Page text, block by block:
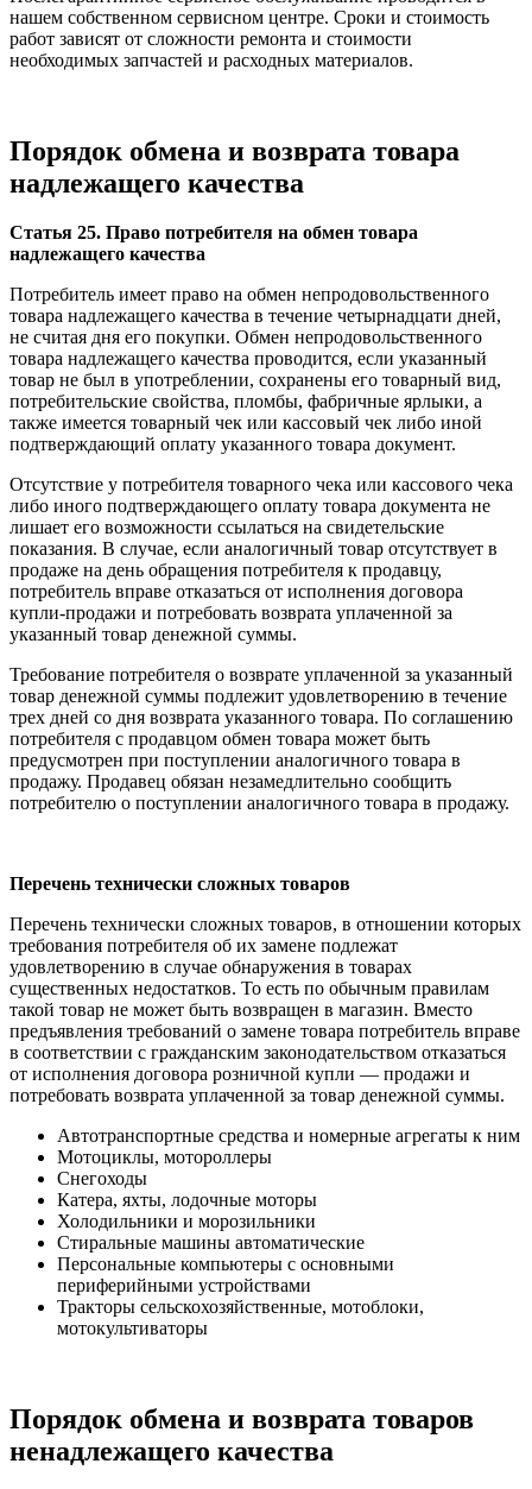
нашем собственном сервисном центре. Сроки и стоимость
работ зависят от сложности ремонта и стоимости
необходимых запчастей и расходных материалов.
Порядок обмена и возврата товара
надлежащего качества
Статья 25. Право потребителя на обмен товара
надлежащего качества
Потребитель имеет право на обмен непродовольственного
товара надлежащего качества в течение четырнадцати дней,
не считая дня его покупки. Обмен непродовольственного
товара надлежащего качества проводится, если указанный
товар не был в употреблении, сохранены его товарный вид,
потребительские свойства, пломбы, фабричные ярлыки, а
также имеется товарный чек или кассовый чек либо иной
подтверждающий оплату указанного товара документ.
Отсутствие у потребителя товарного чека или кассового чека
либо иного подтверждающего оплату товара документа не
лишает его возможности ссылаться на свидетельские
показания. В случае, если аналогичный товар отсутствует в
продаже на день обращения потребителя к продавцу,
потребитель вправе отказаться от исполнения договора
купли-продажи и потребовать возврата уплаченной за
указанный товар денежной суммы.
Требование потребителя о возврате уплаченной за указанный
товар денежной суммы подлежит удовлетворению в течение
трех дней со дня возврата указанного товара. По соглашению
потребителя с продавцом обмен товара может быть
предусмотрен при поступлении аналогичного товара в
продажу. Продавец обязан незамедлительно сообщить
потребителю о поступлении аналогичного товара в продажу.
Перечень технически сложных товаров
Перечень технически сложных товаров, в отношении которых
требования потребителя об их замене подлежат
удовлетворению в случае обнаружения в товарах
существенных недостатков. То есть по обычным правилам
такой товар не может быть возвращен в магазин. Вместо
предъявления требований о замене товара потребитель вправе
в соответствии с гражданским законодательством отказаться
от исполнения договора розничной купли — продажи и
потребовать возврата уплаченной за товар денежной суммы.
Автотранспортные средства и номерные агрегаты к ним
Мотоциклы, мотороллеры
Снегоходы
Катера, яхты, лодочные моторы
Холодильники и морозильники
Стиральные машины автоматические
Персональные компьютеры с основными
периферийными устройствами
Тракторы сельскохозяйственные, мотоблоки,
мотокультиваторы
Порядок обмена и возврата товаров
ненадлежащего качества